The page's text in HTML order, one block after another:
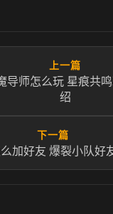
上一篇
导师怎么玩 星痕共
绍
下一篇
加好友 爆裂小队好